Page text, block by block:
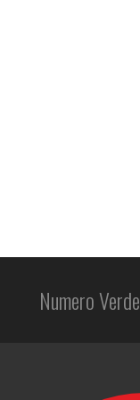
Numero Verde